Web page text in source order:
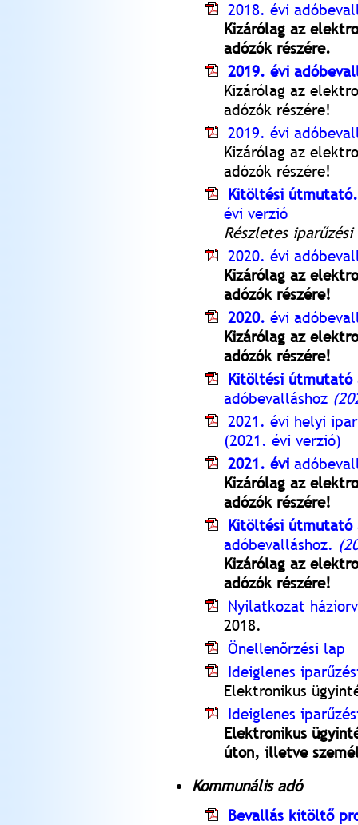
2018. évi
Kizárólag az
adózók részére.
2019. évi
Kizárólag az
adózók részére!
2019. évi
Kizárólag az
adózók részére!
Kitöltési
évi verzió
Részletes
2020. évi
Kizárólag az
adózók részére!
2020. évi
Kizárólag az
adózók részére!
Kitöltési útmutató
adóbevalláshoz
2021. évi helyi
(2021. évi verzió)
2021. évi
Kizárólag az
adózók részére!
Kitöltési útmutató
adóbevalláshoz.
Kizárólag az
adózók részére!
Nyilatkozat
2018.
Önellenõrzési lap
Ideiglenes
Elektronikus
Ideiglenes
Elektronikus
úton, illetve
Kommunális adó
Bevallás kitöltő